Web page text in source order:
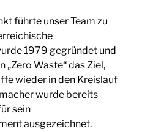
führte unser Team zu
1979 gegründet und
Waste“ das Ziel,
wieder in den Kreislauf
wurde bereits
sein
ausgezeichnet.